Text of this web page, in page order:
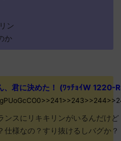
ン
か
、君に決めた！ (ﾜｯﾁｮｲW 1220-
ンスにリキキリンがいるんだけど
仕様なの？すり抜けるしバグか？